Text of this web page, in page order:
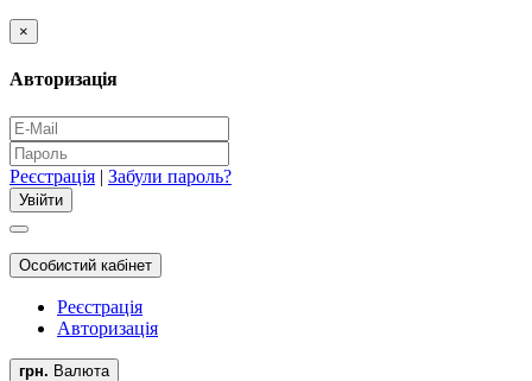
×
Авторизація
Реєстрація | Забули пароль?
Особистий кабінет
Реєстрація
Авторизація
грн. Валюта